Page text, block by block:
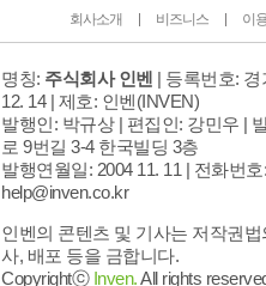
회사소개 비즈니스 이
명칭: 주식회사 인벤 | 등록번호:
12. 14 | 제호: 인벤(INVEN)
발행인: 박규상 | 편집인: 강민우 |
로 9번길 3-4 한국빌딩 3층
발행연월일: 2004 11. 11 | 전화번호
help@inven.co.kr
인벤의 콘텐츠 및 기사는 저작권
사, 배포 등을 금합니다.
Copyrightⓒ Inven.All rights